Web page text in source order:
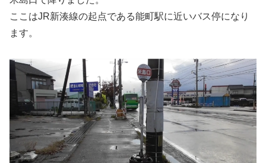
ここはJR新湊線の起点である能町駅に近いバス停になり
ます。